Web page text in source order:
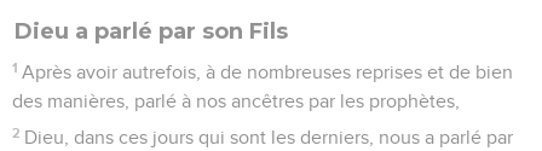
Dieu a parlé par son Fils
1 Après avoir autrefois, à de nombreuses reprises et de bien
des manières, parlé à nos ancêtres par les prophètes,
2 Dieu, dans ces jours qui sont les derniers, nous a parlé par